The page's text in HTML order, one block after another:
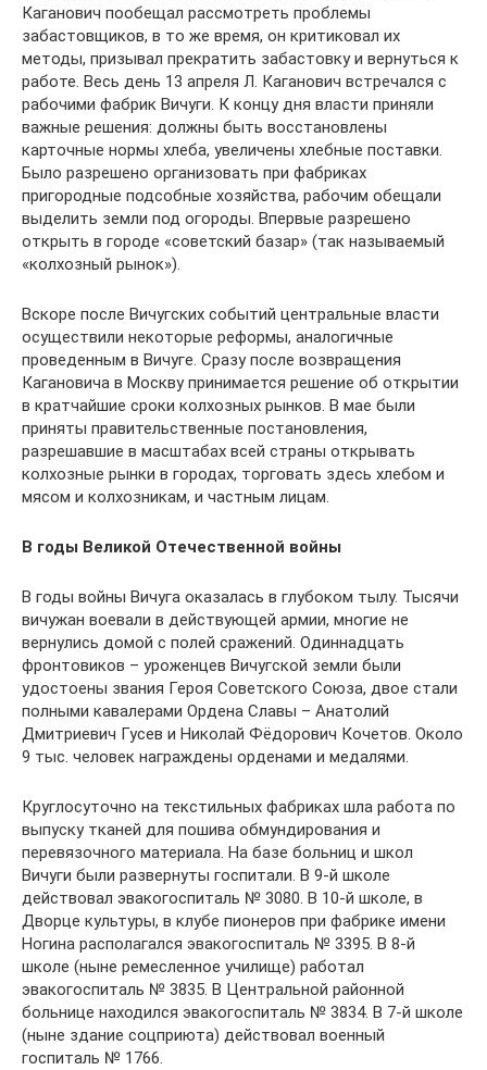
Каганович пообещал рассмотреть проблемы
забастовщиков, в то же время, он критиковал их
методы, призывал прекратить забастовку и вернуться к
работе. Весь день 13 апреля Л. Каганович встречался с
рабочими фабрик Вичуги. К концу дня власти приняли
важные решения: должны быть восстановлены
карточные нормы хлеба, увеличены хлебные поставки.
Было разрешено организовать при фабриках
пригородные подсобные хозяйства, рабочим обещали
выделить земли под огороды. Впервые разрешено
открыть в городе «советский базар» (так называемый
«колхозный рынок»).
Вскоре после Вичугских событий центральные власти
осуществили некоторые реформы, аналогичные
проведенным в Вичуге. Сразу после возвращения
Кагановича в Москву принимается решение об открытии
в кратчайшие сроки колхозных рынков. В мае были
приняты правительственные постановления,
разрешавшие в масштабах всей страны открывать
колхозные рынки в городах, торговать здесь хлебом и
мясом и колхозникам, и частным лицам.
В годы Великой Отечественной войны
В годы войны Вичуга оказалась в глубоком тылу. Тысячи
вичужан воевали в действующей армии, многие не
вернулись домой с полей сражений. Одиннадцать
фронтовиков – уроженцев Вичугской земли были
удостоены звания Героя Советского Союза, двое стали
полными кавалерами Ордена Славы – Анатолий
Дмитриевич Гусев и Николай Фёдорович Кочетов. Около
9 тыс. человек награждены орденами и медалями.
Круглосуточно на текстильных фабриках шла работа по
выпуску тканей для пошива обмундирования и
перевязочного материала. На базе больниц и школ
Вичуги были развернуты госпитали. В 9-й школе
действовал эвакогоспиталь № 3080. В 10-й школе, в
Дворце культуры, в клубе пионеров при фабрике имени
Ногина располагался эвакогоспиталь № 3395. В 8-й
школе (ныне ремесленное училище) работал
эвакогоспиталь № 3835. В Центральной районной
больнице находился эвакогоспиталь № 3834. В 7-й школе
(ныне здание соцприюта) действовал военный
госпиталь № 1766.